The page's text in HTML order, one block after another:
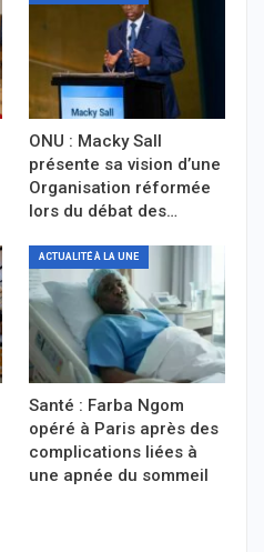
ONU : Macky Sall
présente sa vision d’une
Organisation réformée
lors du débat des…
ACTUALITÉ À LA UNE
Santé : Farba Ngom
opéré à Paris après des
complications liées à
une apnée du sommeil